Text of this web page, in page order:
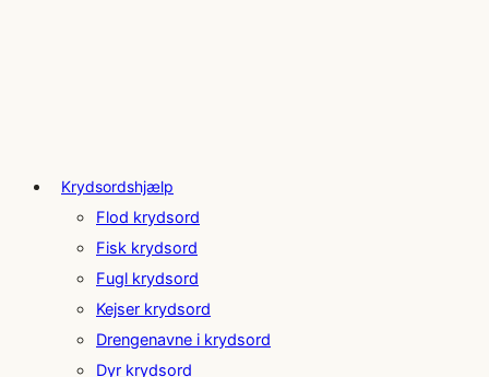
Krydsordshjælp
Flod krydsord
Fisk krydsord
Fugl krydsord
Kejser krydsord
Drengenavne i krydsord
Dyr krydsord